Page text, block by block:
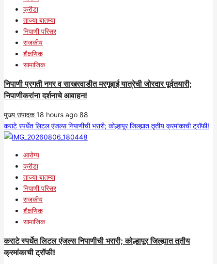
क्रीडा
ताज्या बातम्या
निपाणी परिसर
राजकीय
शैक्षणिक
सामाजिक
निपाणी प्रगती नगर व साखरवाडीत मरगूबाई यात्रेची जोरदार पूर्वतयारी;
निपाणीकरांना दर्शनाचे आवाहन!
मुख्य संपादक18 hours ago 88
कराटे स्पर्धेत लिटल एंजल्स निपाणीची भरारी; कोल्हापूर जिल्ह्यात तृतीय क्रमांकाची ट्रॉफी!
आरोग्य
क्रीडा
ताज्या बातम्या
निपाणी परिसर
राजकीय
शैक्षणिक
सामाजिक
कराटे स्पर्धेत लिटल एंजल्स निपाणीची भरारी; कोल्हापूर जिल्ह्यात तृतीय
क्रमांकाची ट्रॉफी!